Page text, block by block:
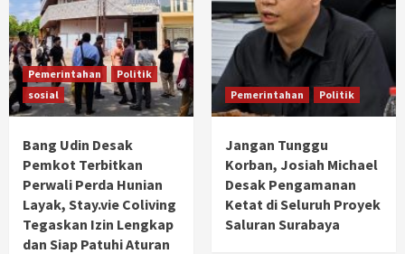
Pemerintahan
Politik
sosial
Bang Udin Desak
Pemkot Terbitkan
Perwali Perda Hunian
Layak, Stay.vie Coliving
Tegaskan Izin Lengkap
dan Siap Patuhi Aturan
Pemerintahan Politik
Jangan Tunggu
Korban, Josiah Michael
Desak Pengamanan
Ketat di Seluruh Proyek
Saluran Surabaya